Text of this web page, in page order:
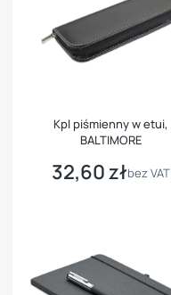
Kpl piśmienny w etui,
BALTIMORE
Cena
32,60 złbez VAT